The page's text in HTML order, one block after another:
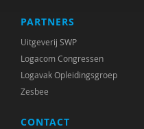
PARTNERS
Uitgeverij SWP
Logacom Congressen
Logavak Opleidingsgroep
Zesbee
CONTACT